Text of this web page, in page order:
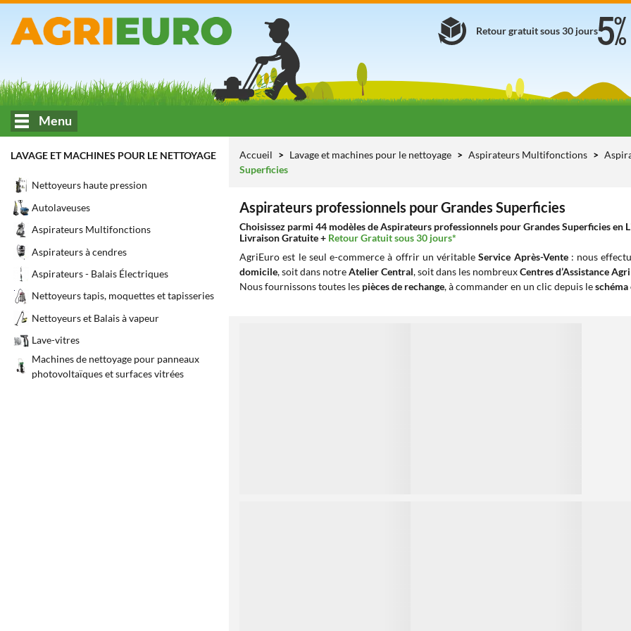
Retour gratuit sous 30 jours
Menu
LAVAGE ET MACHINES POUR LE NETTOYAGE
Nettoyeurs haute pression
Autolaveuses
Aspirateurs Multifonctions
Aspirateurs à cendres
Aspirateurs - Balais Électriques
Nettoyeurs tapis, moquettes et tapisseries
Nettoyeurs et Balais à vapeur
Lave-vitres
Machines de nettoyage pour panneaux
photovoltaïques et surfaces vitrées
Accueil Lavage et machines pour le nettoyage Aspirateurs Multifonctions
Superficies
Aspirateurs professionnels pour Grandes Superficies
Choisissez parmi 44 modèles de Aspirateurs professionnels pour Grandes Superficies
Livraison Gratuite + Retour Gratuit sous 30 jours*
AgriEuro est le seul e-commerce à offrir un véritableService Après-Vente: nous
domicile, soit dans notreAtelier Central, soit dans les nombreuxCentres d’Assistance
Nous fournissons toutes les pièces de rechange, à commander en un clic depuis leschéma